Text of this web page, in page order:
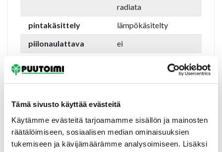
Tämä sivusto käyttää evästeitä
Käytämme evästeitä tarjoamamme sisällön ja mainosten
räätälöimiseen, sosiaalisen median ominaisuuksien
tukemiseen ja kävijämäärämme analysoimiseen. Lisäksi
radiata
pintakäsittely
lämpökäsitelty
piilonaulattava
ei
tiloihin
asennusympäristö
sisäkäyttöön
toimittaja
Thermory